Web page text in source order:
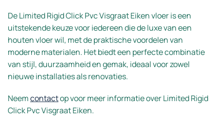
De Limited Rigid Click Pvc Visgraat Eiken vloer is een
uitstekende keuze voor iedereen die de luxe van een
houten vloer wil, met de praktische voordelen van
moderne materialen. Het biedt een perfecte combinatie
van stijl, duurzaamheid en gemak, ideaal voor zowel
nieuwe installaties als renovaties.
Neemcontactop voor meer informatie over Limited Rigid
Click Pvc Visgraat Eiken.